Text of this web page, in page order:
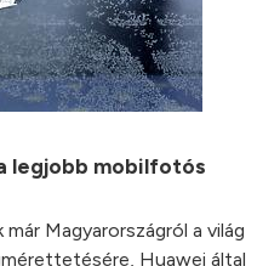
legjobb mobilfotós
Magyarországról a világ
Huawei által